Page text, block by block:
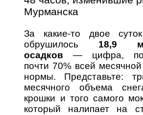
Мурманска
За какие-то двое
обрушилось 18,9
осадков — цифра,
почти 70% всей месячной
нормы. Представьте:
месячного объема
крошки и того самого
который налипает на